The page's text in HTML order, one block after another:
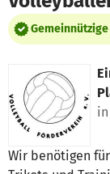
Wir benötigen